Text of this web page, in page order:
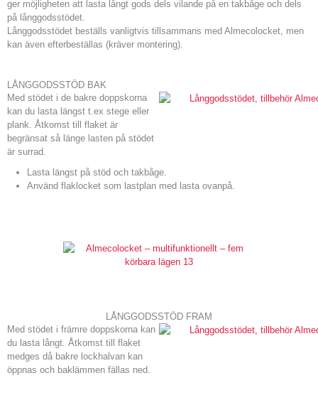
ger möjligheten att lasta långt gods dels vilande på en takbåge och dels
på långgodsstödet.
Långgodsstödet beställs vanligtvis tillsammans med Almecolocket, men
kan även efterbeställas (kräver montering).
LÅNGGODSSTÖD BAK
Med stödet i de bakre dopp­skorna
kan du lasta längst t.ex stege eller
plank. Åtkomst till flaket är
begränsat så länge lasten på stödet
är surrad.
Lasta längst på stöd och takbåge.
Använd flaklocket som lastplan med lasta ovanpå.
LÅNGGODSSTÖD FRAM
Med stödet i främre doppskorna kan
du lasta långt. Åtkomst till flaket
medges då bakre lockhalvan kan
öppnas och baklämmen fällas ned.